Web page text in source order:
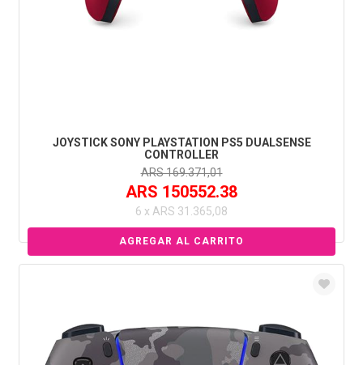
JOYSTICK SONY PLAYSTATION PS5 DUALSENSE
CONTROLLER
ARS 169.371,01
ARS 150552.38
6 x ARS 31.365,08